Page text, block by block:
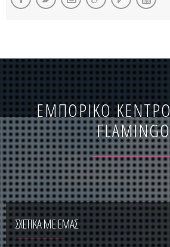
ΕΜΠΟΡΙΚΟ
FLAMINGO
ΣΧΕΤΙΚΑ ΜΕ ΕΜΑΣ